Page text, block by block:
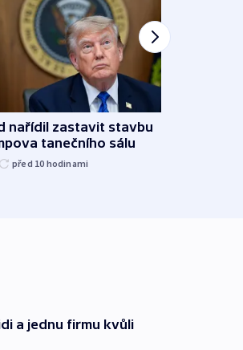
nařídil zastavit stavbu
tanečního sálu
před 10 hodinami
a jednu firmu kvůli